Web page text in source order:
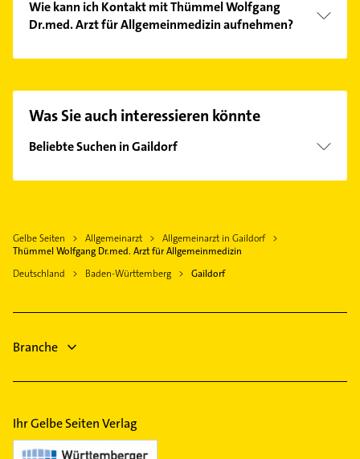
Wie kann ich Kontakt mit Thümmel Wolfgang
Dr.med. Arzt für Allgemeinmedizin aufnehmen?
auswählen. Hier finden Sie alleKontaktdaten
Was Sie auch interessieren könnte
Beliebte Suchen in Gaildorf
Lüftungsanlagen
Bauunternehmen
Rechtsanwalt
Klempner
Gelbe Seiten Allgemeinarzt
Allgemeinarzt in Gaildorf
Thümmel Wolfgang Dr.med. Arzt für Allgemeinmedizin
Deutschland
Baden-Württemberg Gaildorf
Branche
Ihr Gelbe Seiten Verlag